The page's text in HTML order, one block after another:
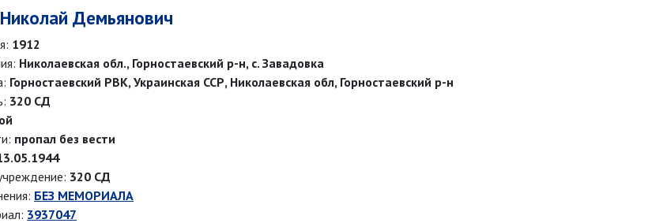
Демьянович
1912
Николаевская обл., Горностаевский р-н, с. Завадовка
Горностаевский РВК, Украинская ССР, Николаевская обл, Горностаевский р-н
320 СД
пропал без вести
320 СД
БЕЗ МЕМОРИАЛА
3937047